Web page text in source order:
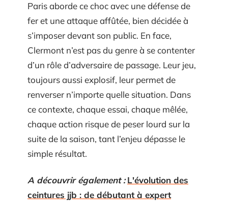
Paris aborde ce choc avec une défense de
fer et une attaque affûtée, bien décidée à
s’imposer devant son public. En face,
Clermont n’est pas du genre à se contenter
d’un rôle d’adversaire de passage. Leur jeu,
toujours aussi explosif, leur permet de
renverser n’importe quelle situation. Dans
ce contexte, chaque essai, chaque mêlée,
chaque action risque de peser lourd sur la
suite de la saison, tant l’enjeu dépasse le
simple résultat.
A découvrir également : L'évolution des
ceintures jjb : de débutant à expert